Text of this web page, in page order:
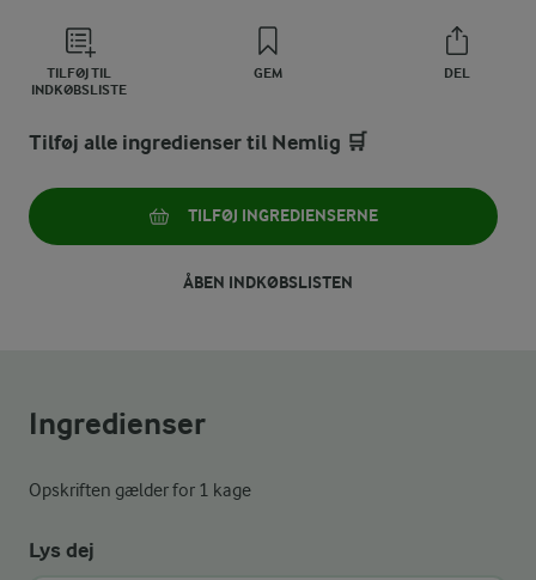
TILFØJ TIL
INDKØBSLISTE
GEM DEL
Tilføj alle ingredienser til Nemlig 🛒
TILFØJ INGREDIENSERNE
ÅBEN INDKØBSLISTEN
Ingredienser
Opskriften gælder for 1 kage
Lys dej